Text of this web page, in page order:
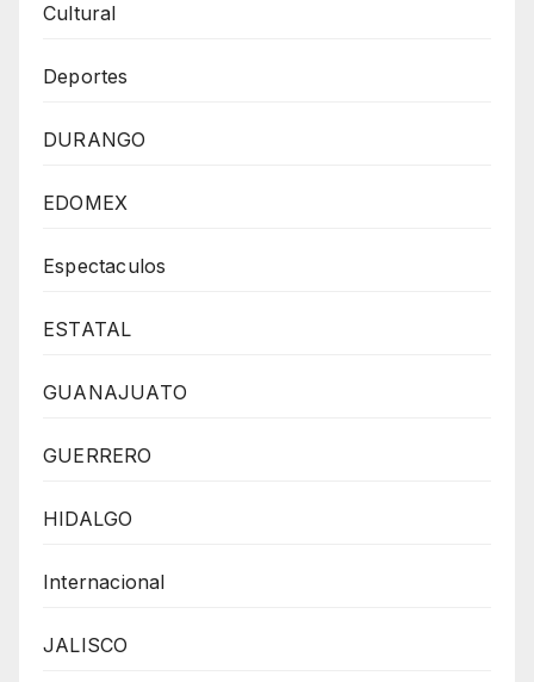
Cultural
Deportes
DURANGO
EDOMEX
Espectaculos
ESTATAL
GUANAJUATO
GUERRERO
HIDALGO
Internacional
JALISCO